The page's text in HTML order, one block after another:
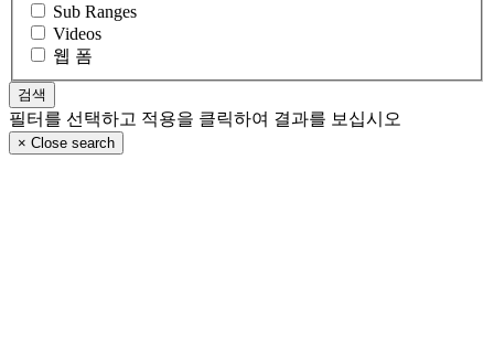
Sub Ranges
Videos
웹 폼
필터를 선택하고 적용을 클릭하여 결과를 보십시오
× Close search